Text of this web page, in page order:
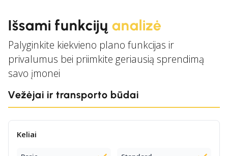
Išsami funkcijųanalizė
Palyginkite kiekvieno plano funkcijas ir
privalumus bei priimkite geriausią sprendimą
savo įmonei
Vežėjai ir transporto būdai
Keliai